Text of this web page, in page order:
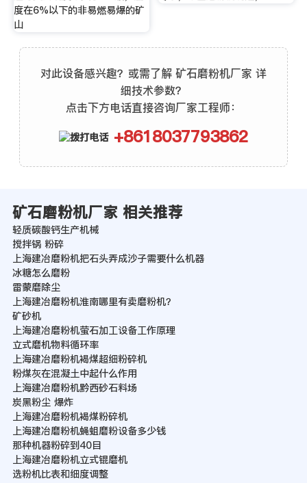
度在6%以下的非易燃易爆的矿
山
对此设备感兴趣？或需了解 矿石磨粉机厂家 详
细技术参数？
点击下方电话直接咨询厂家工程师：
+8618037793862
矿石磨粉机厂家 相关推荐
轻质碳酸钙生产机械
搅拌锅 粉碎
上海建冶磨粉机把石头弄成沙子需要什么机器
冰糖怎么磨粉
雷蒙磨除尘
上海建冶磨粉机淮南哪里有卖磨粉机？
矿砂机
上海建冶磨粉机萤石加工设备工作原理
立式磨机物料循环率
上海建冶磨粉机褐煤超细粉碎机
粉煤灰在混凝土中起什么作用
上海建冶磨粉机黔西砂石料场
炭黑粉尘 爆炸
上海建冶磨粉机褐煤粉碎机
上海建冶磨粉机蝇蛆磨粉设备多少钱
那种机器粉碎到40目
上海建冶磨粉机立式锟磨机
选粉机比表和细度调整